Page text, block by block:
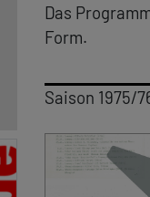
Das
Form.
Saison 1975/